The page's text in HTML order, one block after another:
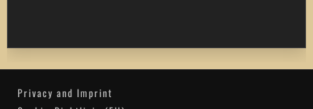
Privacy and Imprint